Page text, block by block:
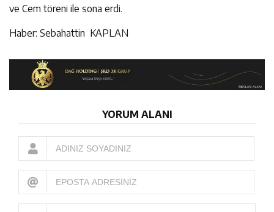
ve Cem töreni ile sona erdi.
Haber: Sebahattin KAPLAN
YORUM ALANI